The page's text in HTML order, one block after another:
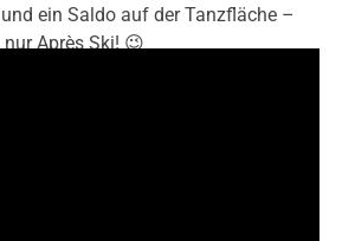
und ein Saldo auf der Tanzfläche –
Après Ski! 😉